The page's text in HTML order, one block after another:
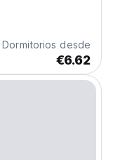
Dormitorios desde
€6.62